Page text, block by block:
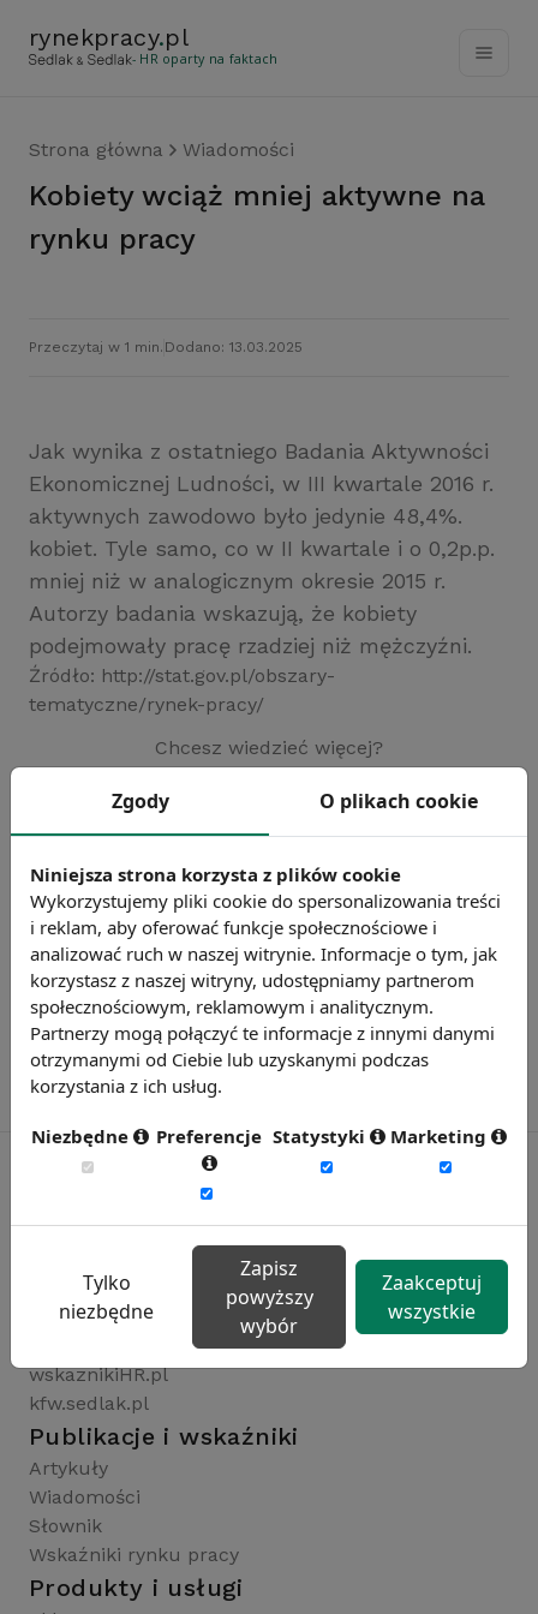
rynekpracy.pl
- HR oparty na faktach
Strona główna Wiadomości
Kobiety wciąż mniej aktywne na
rynku pracy
Przeczytaj w 1 min. Dodano: 13.03.2025
Jak wynika z ostatniego Badania Aktywności
Ekonomicznej Ludności, w III kwartale 2016 r.
aktywnych zawodowo było jedynie 48,4%.
kobiet. Tyle samo, co w II kwartale i o 0,2p.p.
mniej niż w analogicznym okresie 2015 r.
Autorzy badania wskazują, że kobiety
podejmowały pracę rzadziej niż mężczyźni.
Źródło: http://stat.gov.pl/obszary-
tematyczne/rynek-pracy/
Chcesz wiedzieć więcej?
Rynekpracy.pl
wynagrodzenia.pl
raportyplacowe.pl
wskaznikiHR.pl
kfw.sedlak.pl
Publikacje i wskaźniki
Artykuły
Wiadomości
Słownik
Wskaźniki rynku pracy
Produkty i usługi
Zgody O plikach cookie
Niniejsza strona korzysta z plików cookie
Wykorzystujemy pliki cookie do spersonalizowania treści
i reklam, aby oferować funkcje społecznościowe i
analizować ruch w naszej witrynie. Informacje o tym, jak
korzystasz z naszej witryny, udostępniamy partnerom
społecznościowym, reklamowym i analitycznym.
Partnerzy mogą połączyć te informacje z innymi danymi
otrzymanymi od Ciebie lub uzyskanymi podczas
korzystania z ich usług.
Niezbędne Preferencje Statystyki Marketing
Tylko
niezbędne
Zapisz
powyższy
wybór
Zaakceptuj
wszystkie